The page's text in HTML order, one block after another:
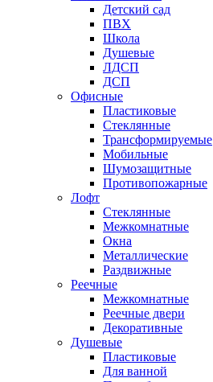
Детский сад
ПВХ
Школа
Душевые
ЛДСП
ДСП
Офисные
Пластиковые
Стеклянные
Трансформируемые
Мобильные
Шумозащитные
Противопожарные
Лофт
Стеклянные
Межкомнатные
Окна
Металлические
Раздвижные
Реечные
Межкомнатные
Реечные двери
Декоративные
Душевые
Пластиковые
Для ванной